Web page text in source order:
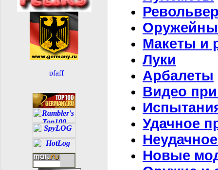
Макеты и
Луки
Арбалеты
Видео
Удачное
Новые